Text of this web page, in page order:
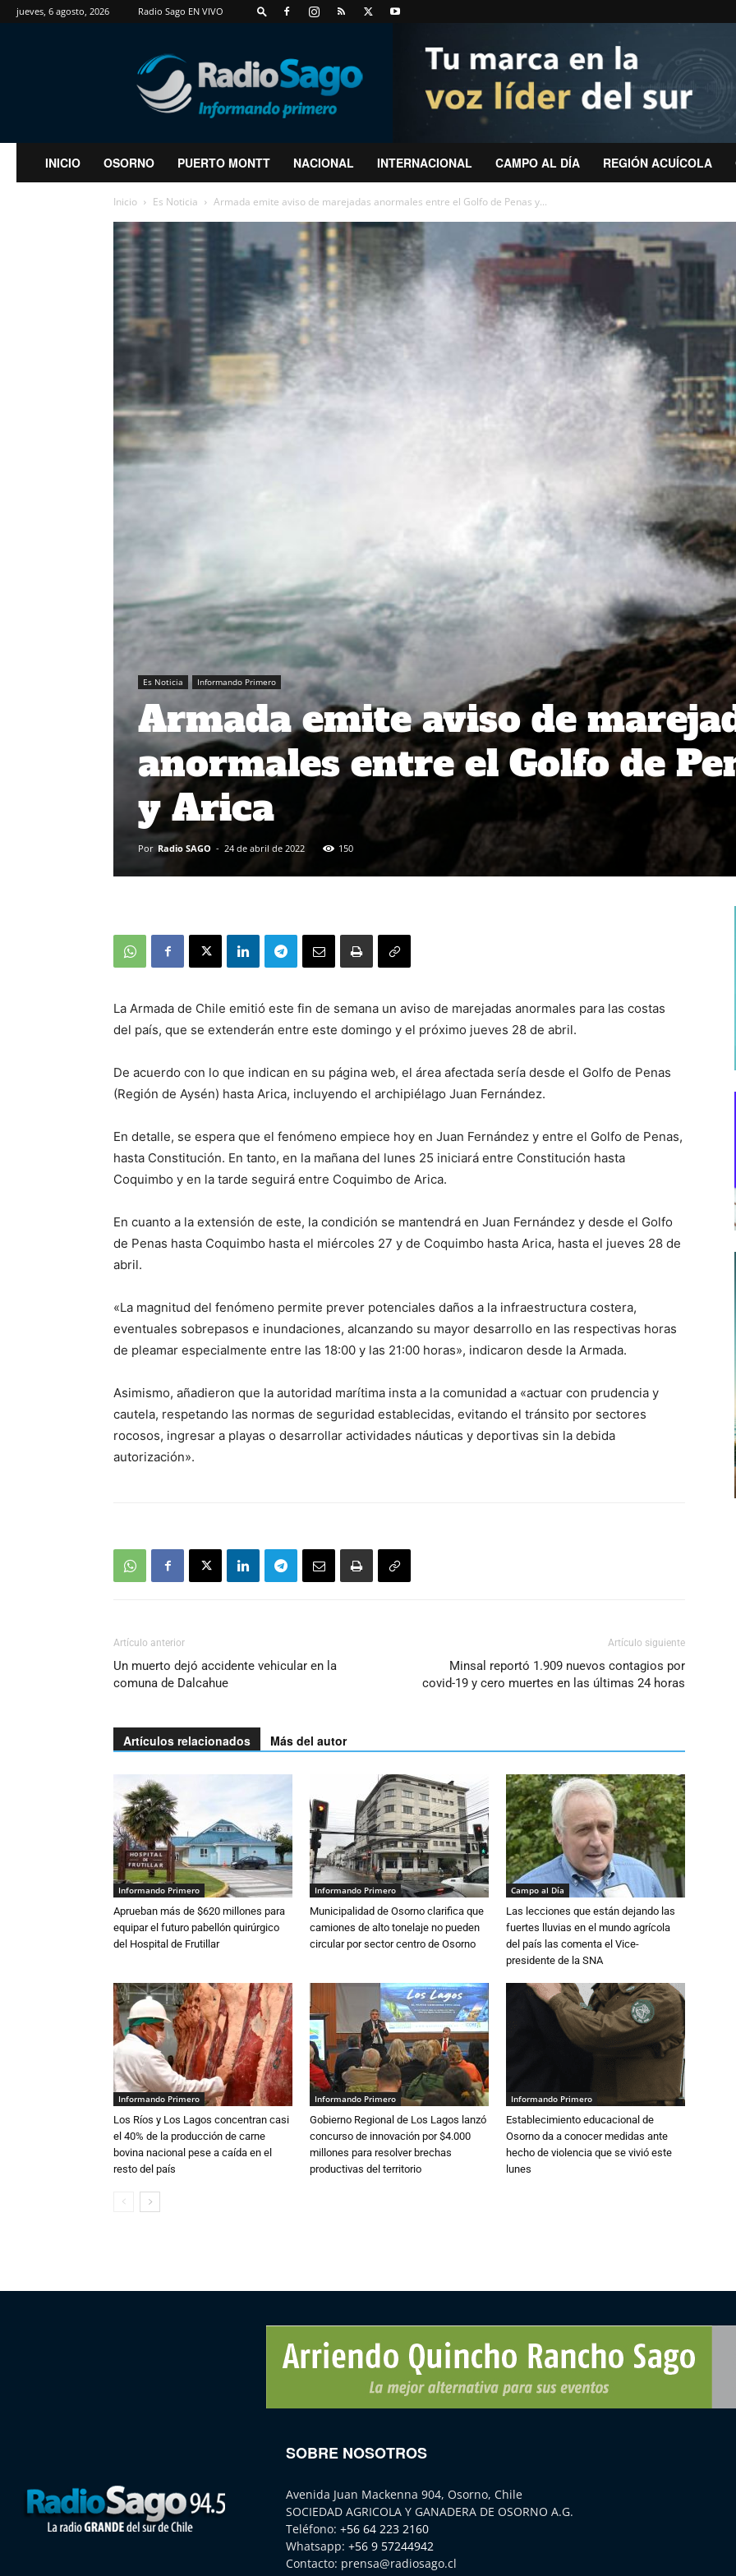
jueves, 6 agosto, 2026 Radio Sago EN VIVO
RadioSago
INICIO OSORNO PUERTO MONTT NACIONAL INTERNACIONAL CAMPO AL DÍA REGIÓN ACUÍCOLA
Inicio Es Noticia Armada emite aviso de marejadas anormales entre el Golfo de Penas y...
Es Noticia Informando Primero
Armada emite aviso de
anormales entre el Golfo de
y Arica
Por Radio SAGO - 24 de abril de 2022 150
La Armada de Chile emitió este fin de semana un aviso de marejadas anormales para las costas
del país, que se extenderán entre este domingo y el próximo jueves 28 de abril.
De acuerdo con lo que indican en su página web, el área afectada sería desde el Golfo de Penas
(Región de Aysén) hasta Arica, incluyendo el archipiélago Juan Fernández.
En detalle, se espera que el fenómeno empiece hoy en Juan Fernández y entre el Golfo de Penas,
hasta Constitución. En tanto, en la mañana del lunes 25 iniciará entre Constitución hasta
Coquimbo y en la tarde seguirá entre Coquimbo de Arica.
En cuanto a la extensión de este, la condición se mantendrá en Juan Fernández y desde el Golfo
de Penas hasta Coquimbo hasta el miércoles 27 y de Coquimbo hasta Arica, hasta el jueves 28 de
abril.
«La magnitud del fenómeno permite prever potenciales daños a la infraestructura costera,
eventuales sobrepasos e inundaciones, alcanzando su mayor desarrollo en las respectivas horas
de pleamar especialmente entre las 18:00 y las 21:00 horas», indicaron desde la Armada.
Asimismo, añadieron que la autoridad marítima insta a la comunidad a «actuar con prudencia y
cautela, respetando las normas de seguridad establecidas, evitando el tránsito por sectores
rocosos, ingresar a playas o desarrollar actividades náuticas y deportivas sin la debida
autorización».
Artículo anterior
Un muerto dejó accidente vehicular en la
comuna de Dalcahue
Artículo siguiente
Minsal reportó 1.909 nuevos contagios por
covid-19 y cero muertes en las últimas 24 horas
Artículos relacionados Más del autor
Informando Primero
Aprueban más de $620 millones para
equipar el futuro pabellón quirúrgico
del Hospital de Frutillar
Informando Primero
Municipalidad de Osorno clarifica que
camiones de alto tonelaje no pueden
circular por sector centro de Osorno
Campo al Día
Las lecciones que están dejando las
fuertes lluvias en el mundo agrícola
del país las comenta el Vice-
presidente de la SNA
Informando Primero
Los Ríos y Los Lagos concentran casi
el 40% de la producción de carne
bovina nacional pese a caída en el
resto del país
Informando Primero
Gobierno Regional de Los Lagos lanzó
concurso de innovación por $4.000
millones para resolver brechas
productivas del territorio
Informando Primero
Establecimiento educacional de
Osorno da a conocer medidas ante
hecho de violencia que se vivió este
lunes
SOBRE NOSOTROS
Avenida Juan Mackenna 904, Osorno, Chile
SOCIEDAD AGRICOLA Y GANADERA DE OSORNO A.G.
Teléfono: +56 64 223 2160
Whatsapp: +56 9 57244942
Contacto: prensa@radiosago.cl